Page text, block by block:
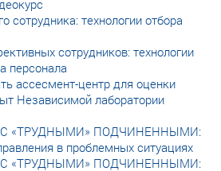
сотрудника: технологии отбора
сотрудников: технологии
персонала
ассесмент-центр для оценки
Независимой лаборатории
С «ТРУДНЫМИ» ПОДЧИНЕННЫМИ:
в проблемных ситуациях
С «ТРУДНЫМИ» ПОДЧИНЕННЫМИ: